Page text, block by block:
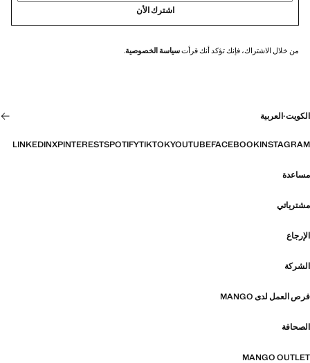
اشترك الأن
من خلال الاشتراك، فإنك تؤكد أنك قرأتسياسة الخصوصية.
الكويت·العربية
INSTAGRAM
FACEBOOK
YOUTUBE
TIKTOK
SPOTIFY
PINTEREST
X
LINKEDIN
مساعدة
مشترياتي
الإرجاع
الشركة
فرص العمل لدى MANGO
الصحافة
MANGO OUTLET